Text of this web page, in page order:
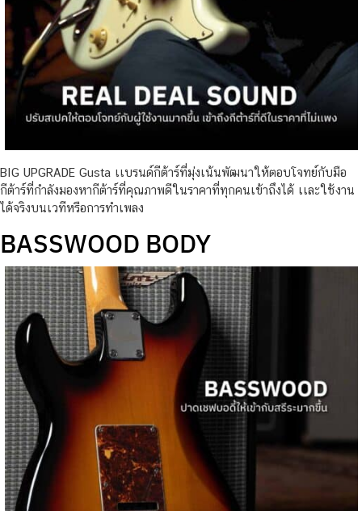
BIG UPGRADE Gusta เเบรนด์กีต้าร์ที่มุ่งเน้นพัฒนาให้ตอบโจทย์กับมือ
กีต้าร์ที่กำลังมองหากีต้าร์ที่คุณภาพดีในราคาที่ทุกคนเข้าถึงได้ เเละใช้งาน
ได้จริงบนเวทีหรือการทำเพลง
BASSWOOD BODY